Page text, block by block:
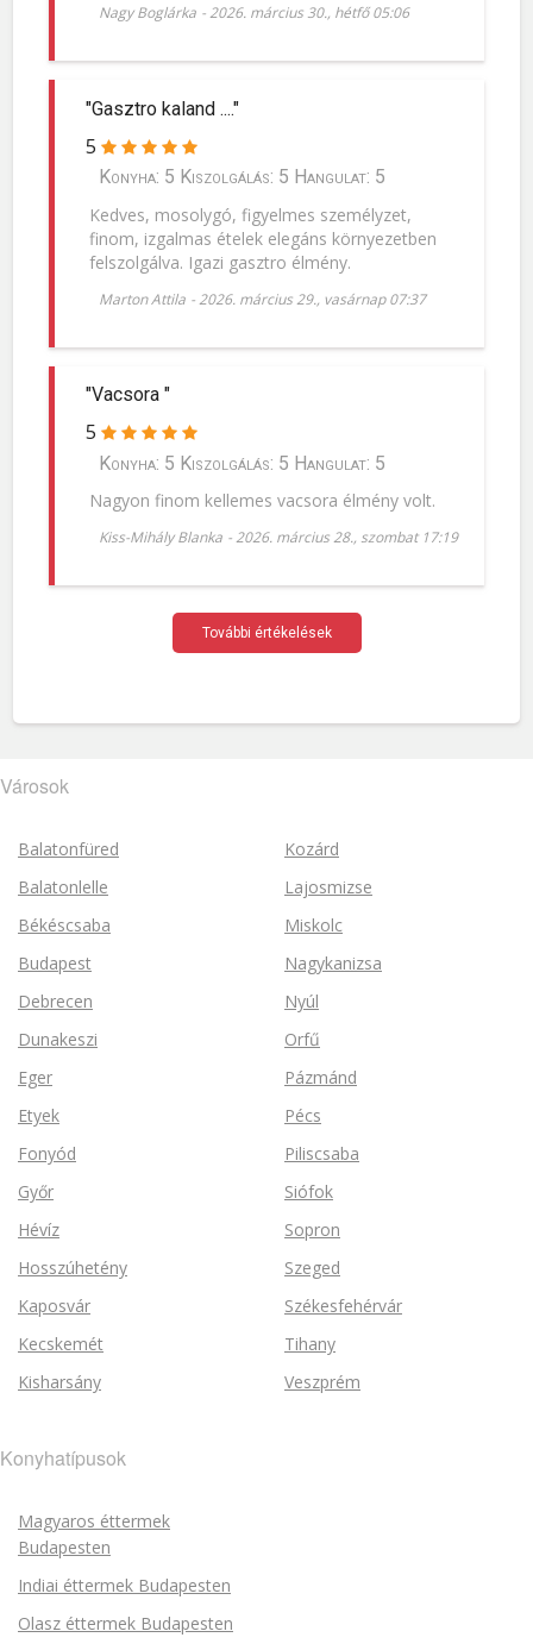
Nagy Boglárka -2026. március 30., hétfő 05:06
"Gasztro kaland ...."
5
Konyha: 5 Kiszolgálás: 5 Hangulat: 5
Kedves, mosolygó, figyelmes személyzet,
finom, izgalmas ételek elegáns környezetben
felszolgálva. Igazi gasztro élmény.
Marton Attila -2026. március 29., vasárnap 07:37
"Vacsora "
5
Konyha: 5 Kiszolgálás: 5 Hangulat: 5
Nagyon finom kellemes vacsora élmény volt.
Kiss-Mihály Blanka -2026. március 28., szombat 17:19
További értékelések
Városok
Balatonfüred
Balatonlelle
Békéscsaba
Budapest
Debrecen
Dunakeszi
Eger
Etyek
Fonyód
Győr
Hévíz
Hosszúhetény
Kaposvár
Kecskemét
Kisharsány
Kozárd
Lajosmizse
Miskolc
Nagykanizsa
Nyúl
Orfű
Pázmánd
Pécs
Piliscsaba
Siófok
Sopron
Szeged
Székesfehérvár
Tihany
Veszprém
Konyhatípusok
Magyaros éttermek
Budapesten
Indiai éttermek Budapesten
Olasz éttermek Budapesten